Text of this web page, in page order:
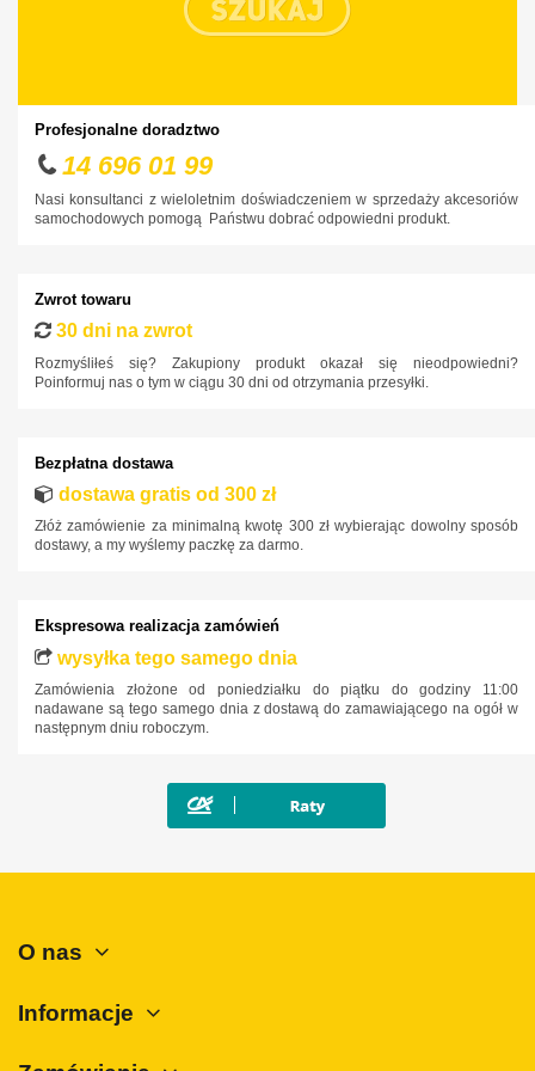
Dodge
DS
Fiat
Isuzu
Jaguar
Jeep
Kia
Land Rover
Lexus
MAN
Maxus
Mercedes-Benz
Profesjonalne doradztwo
14 696 01 99
Nasi konsultanci z wieloletnim doświadczeniem w sprzedaży akcesoriów
samochodowych pomogą Państwu dobrać odpowiedni produkt.
Zwrot towaru
30 dni na zwrot
Rozmyśliłeś się? Zakupiony produkt okazał się nieodpowiedni?
Poinformuj nas o tym w ciągu 30 dni od otrzymania przesyłki.
Bezpłatna dostawa
dostawa gratis od 300 zł
Złóż zamówienie za minimalną kwotę 300 zł wybierając dowolny sposób
dostawy, a my wyślemy paczkę za darmo.
Ekspresowa realizacja zamówień
wysyłka tego samego dnia
Zamówienia złożone od poniedziałku do piątku do godziny 11:00
nadawane są tego samego dnia z dostawą do zamawiającego na ogół w
następnym dniu roboczym.
O nas
Informacje